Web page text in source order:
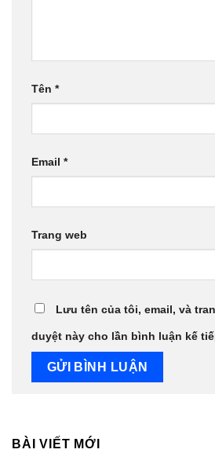
Tên *
Email *
Trang web
Lưu tên của tôi, email, và
duyệt này cho lần bình luận kế
BÀI VIẾT MỚI